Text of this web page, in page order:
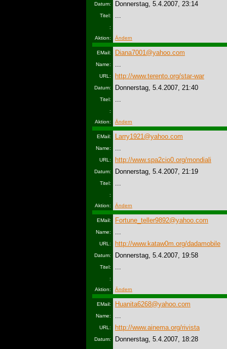
Datum: Donnerstag, 5.4.2007, 23:14
Titel: ...
:
Aktion:
Ändern
EMail: Diana7001@yahoo.com
Name: ...
URL: http://www.terento.org/star-war
Datum: Donnerstag, 5.4.2007, 21:40
Titel: ...
:
Aktion:
Ändern
EMail: Larry1921@yahoo.com
Name: ...
URL: http://www.spa2cio0.org/mondiali
Datum: Donnerstag, 5.4.2007, 21:19
Titel: ...
:
Aktion:
Ändern
EMail: Fortune_teller9892@yahoo.com
Name: ...
URL: http://www.kataw0m.org/dadamobile
Datum: Donnerstag, 5.4.2007, 19:58
Titel: ...
:
Aktion:
Ändern
EMail: Huanita6268@yahoo.com
Name: ...
URL: http://www.ainema.org/rivista
Datum: Donnerstag, 5.4.2007, 18:28